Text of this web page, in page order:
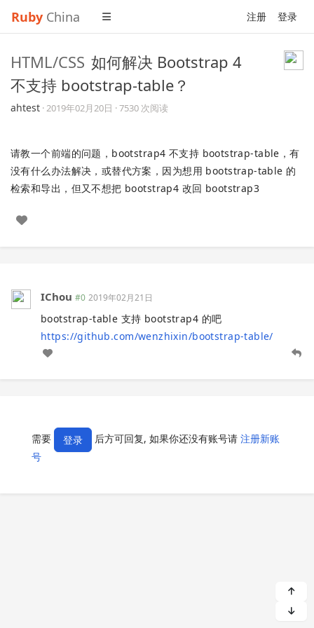
Ruby China 注册 登录
HTML/CSS 如何解决 Bootstrap 4
不支持 bootstrap-table？
ahtest ·2019年02月20日 · 7530 次阅读
请教一个前端的问题，bootstrap4 不支持 bootstrap-table，有
没有什么办法解决，或替代方案，因为想用 bootstrap-table 的
检索和导出，但又不想把 bootstrap4 改回 bootstrap3
IChou #0 2019年02月21日
bootstrap-table 支持 bootstrap4 的吧
https://github.com/wenzhixin/bootstrap-table/
需要 登录 后方可回复, 如果你还没有账号请 注册新账
号